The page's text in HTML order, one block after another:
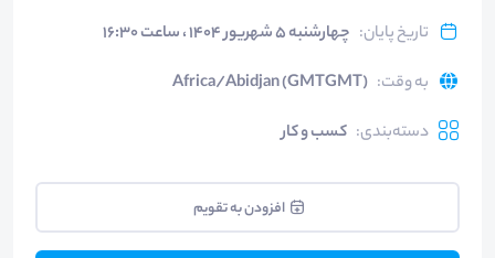
تاریخ پایان: چهارشنبه ۵ شهریور ۱۴۰۴ ، ساعت ۱۶:۳۰
به وقت:
Africa/Abidjan (GMTGMT)
دسته‌بندی: کسب و کار
افزودن به تقویم